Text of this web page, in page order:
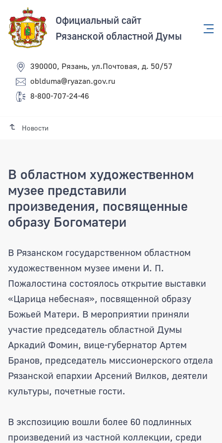
Официальный сайт
Рязанской областной Думы
390000, Рязань, ул.Почтовая, д. 50/57
oblduma@ryazan.gov.ru
8-800-707-24-46
Новости
В областном художественном
музее представили
произведения, посвященные
образу Богоматери
В областном художественном музее
В Рязанском государственном областном
художественном музее имени И. П.
Пожалостина состоялось открытие выставки
«Царица небесная», посвященной образу
Божьей Матери. В мероприятии приняли
участие председатель областной Думы
Аркадий Фомин, вице-губернатор Артем
Бранов, председатель миссионерского отдела
Рязанской епархии Арсений Вилков, деятели
культуры, почетные гости.
В экспозицию вошли более 60 подлинных
произведений из частной коллекции, среди